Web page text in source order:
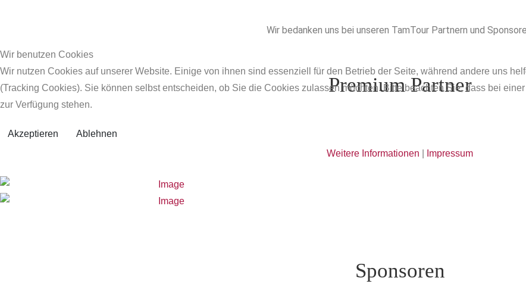
Wir bedanken uns bei unseren TamTour Partnern und
Premium Partner
Sponsoren
Wir benutzen Cookies
Wir nutzen Cookies auf unserer Website. Einige von ihnen sind essenziell für den Betrieb der Seite, während andere uns
(Tracking Cookies). Sie können selbst entscheiden, ob Sie die Cookies zulassen möchten. Bitte beachten Sie, dass bei
zur Verfügung stehen.
Akzeptieren
Ablehnen
Weitere Informationen
Impressum